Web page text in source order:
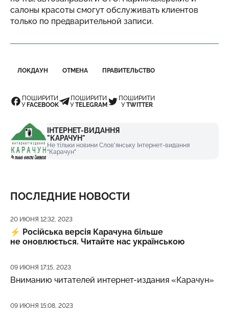
салоны красоты смогут обслуживать клиентов
только по предварительной записи.
ЛОКДАУН ОТМЕНА ПРАВИТЕЛЬСТВО
ПОШИРИТИ
У FACEBOOK
ПОШИРИТИ
УTELEGRAM
ПОШИРИТИ
УTWITTER
ІНТЕРНЕТ-ВИДАННЯ
"КАРАЧУН"
Не тільки новини Слов'янську Інтернет-видання
"Карачун"
ПОСЛЕДНИЕ НОВОСТИ
Дата публикации
20 ИЮНЯ 12:32, 2023
⚡️ Російська версія Карачуна більше
не оновлюється. Читайте нас українською
Дата публикации
09 ИЮНЯ 17:15, 2023
Вниманию читателей интернет-издания «Карачун»
Дата публикации
09 ИЮНЯ 15:08, 2023